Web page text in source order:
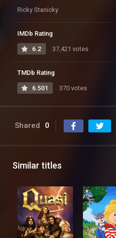
Ricky Stanicky
IMDb Rating
6.2 37,421 votes
TMDb Rating
6.501 370 votes
Shared 0
Similar titles